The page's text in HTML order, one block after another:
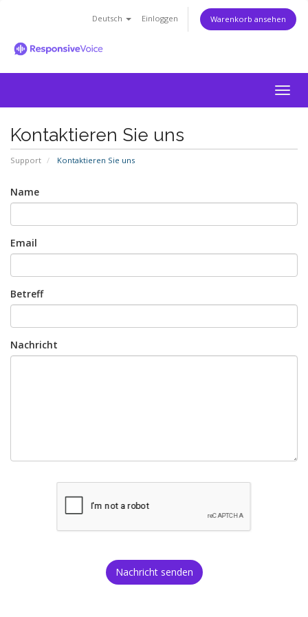
Deutsch Einloggen Warenkorb ansehen
Kontaktieren Sie uns
Support Kontaktieren Sie uns
Name
Email
Betreff
Nachricht
Nachricht senden